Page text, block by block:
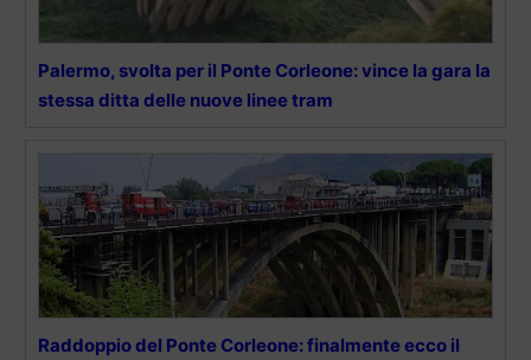
Palermo, svolta per il Ponte Corleone: vince la gara la
stessa ditta delle nuove linee tram
Raddoppio del Ponte Corleone: finalmente ecco il